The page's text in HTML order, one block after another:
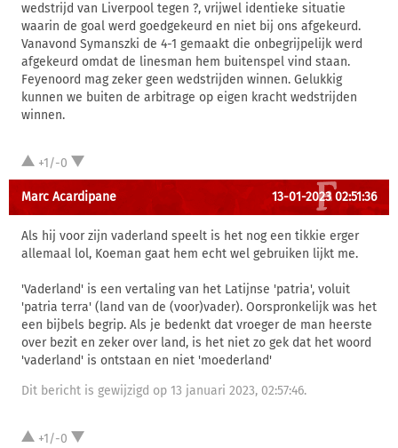
wedstrijd van Liverpool tegen ?, vrijwel identieke situatie
waarin de goal werd goedgekeurd en niet bij ons afgekeurd.
Vanavond Symanszki de 4-1 gemaakt die onbegrijpelijk werd
afgekeurd omdat de linesman hem buitenspel vind staan.
Feyenoord mag zeker geen wedstrijden winnen. Gelukkig
kunnen we buiten de arbitrage op eigen kracht wedstrijden
winnen.
+1/-0
Marc Acardipane 13-01-2023 02:51:36
Als hij voor zijn vaderland speelt is het nog een tikkie erger
allemaal lol, Koeman gaat hem echt wel gebruiken lijkt me.
'Vaderland' is een vertaling van het Latijnse 'patria', voluit
'patria terra' (land van de (voor)vader). Oorspronkelijk was het
een bijbels begrip. Als je bedenkt dat vroeger de man heerste
over bezit en zeker over land, is het niet zo gek dat het woord
'vaderland' is ontstaan en niet 'moederland'
Dit bericht is gewijzigd op 13 januari 2023, 02:57:46.
+1/-0